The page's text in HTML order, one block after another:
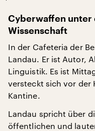
Cyberwaffen unter
Wissenschaft
In der Cafeteria der
Landau. Er ist Autor,
Linguistik. Es ist
versteckt sich vor der
Kantine.
Landau spricht über
öffentlichen und